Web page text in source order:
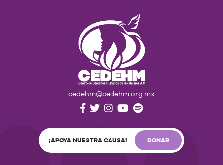
cedehm@cedehm.org.mx
¡APOYA NUESTRA CAUSA! DONAR